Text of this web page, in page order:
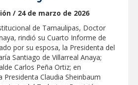
MUNICIPAL ACERCA
CERQUITA DE TI”
STPS ferias del empleo para
en tres regiones de Tamaulipas
/ 24 de marzo de 2026
de Tamaulipas, Doctor
rindió su Cuarto Informe de
por su esposa, la Presidenta del
Santiago de Villarreal Anaya;
Carlos Peña Ortiz; en
Presidenta Claudia Sheinbaum